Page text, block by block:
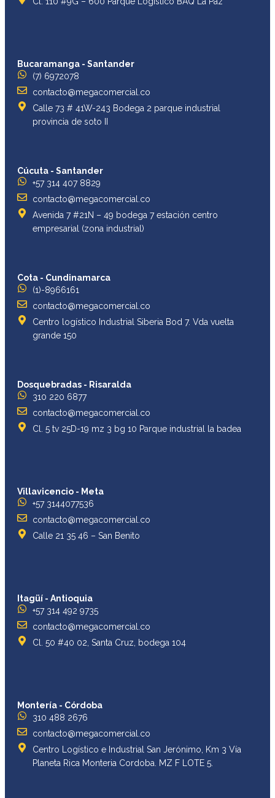
Bucaramanga - Santander
(7) 6972078
contacto@megacomercial.co
Calle 73 # 41W-243 Bodega 2 parque industrial
provincia de soto II
Cúcuta - Santander
+57 314 407 8829
contacto@megacomercial.co
Avenida 7 #21N – 49 bodega 7 estación centro
empresarial (zona industrial)
Cota - Cundinamarca
(1)-8966161
contacto@megacomercial.co
Centro logístico Industrial Siberia Bod 7. Vda vuelta
grande 150
Dosquebradas - Risaralda
310 220 6877
contacto@megacomercial.co
Cl. 5 tv 25D-19 mz 3 bg 10 Parque industrial la badea
Villavicencio - Meta
+57 3144077536
contacto@megacomercial.co
Calle 21 35 46 – San Benito
Itagüí - Antioquia
+57 314 492 9735
contacto@megacomercial.co
Cl. 50 #40 02, Santa Cruz, bodega 104
Montería - Córdoba
310 488 2676
contacto@megacomercial.co
Centro Logístico e Industrial San Jerónimo, Km 3 Vía
Planeta Rica Monteria Cordoba. MZ F LOTE 5.